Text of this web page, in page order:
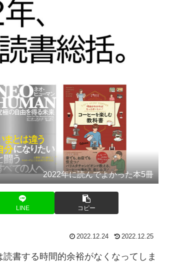
2022年に読んでよかった本5冊
LINE コピー
2022.12.24 2022.12.25
書する時間的余裕がなくなってしま